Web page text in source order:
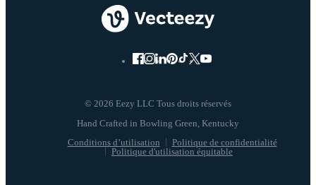
© 2026 Eezy LLC Tous droits réservés
Conditions d’utilisation
Politique de confidentialité
Politique d'utilisation équitable